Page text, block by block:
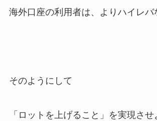
海外口座の利用者は、よりハイレバ
そのようにして
「ロットを上げること」を実現させ